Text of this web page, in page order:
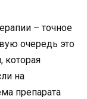
– точное
очередь это
которая
на
препарата